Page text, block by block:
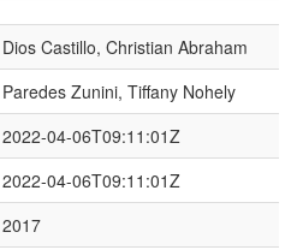
Dios Castillo, Christian Abraham
Paredes Zunini, Tiffany Nohely
2022-04-06T09:11:01Z
2022-04-06T09:11:01Z
2017